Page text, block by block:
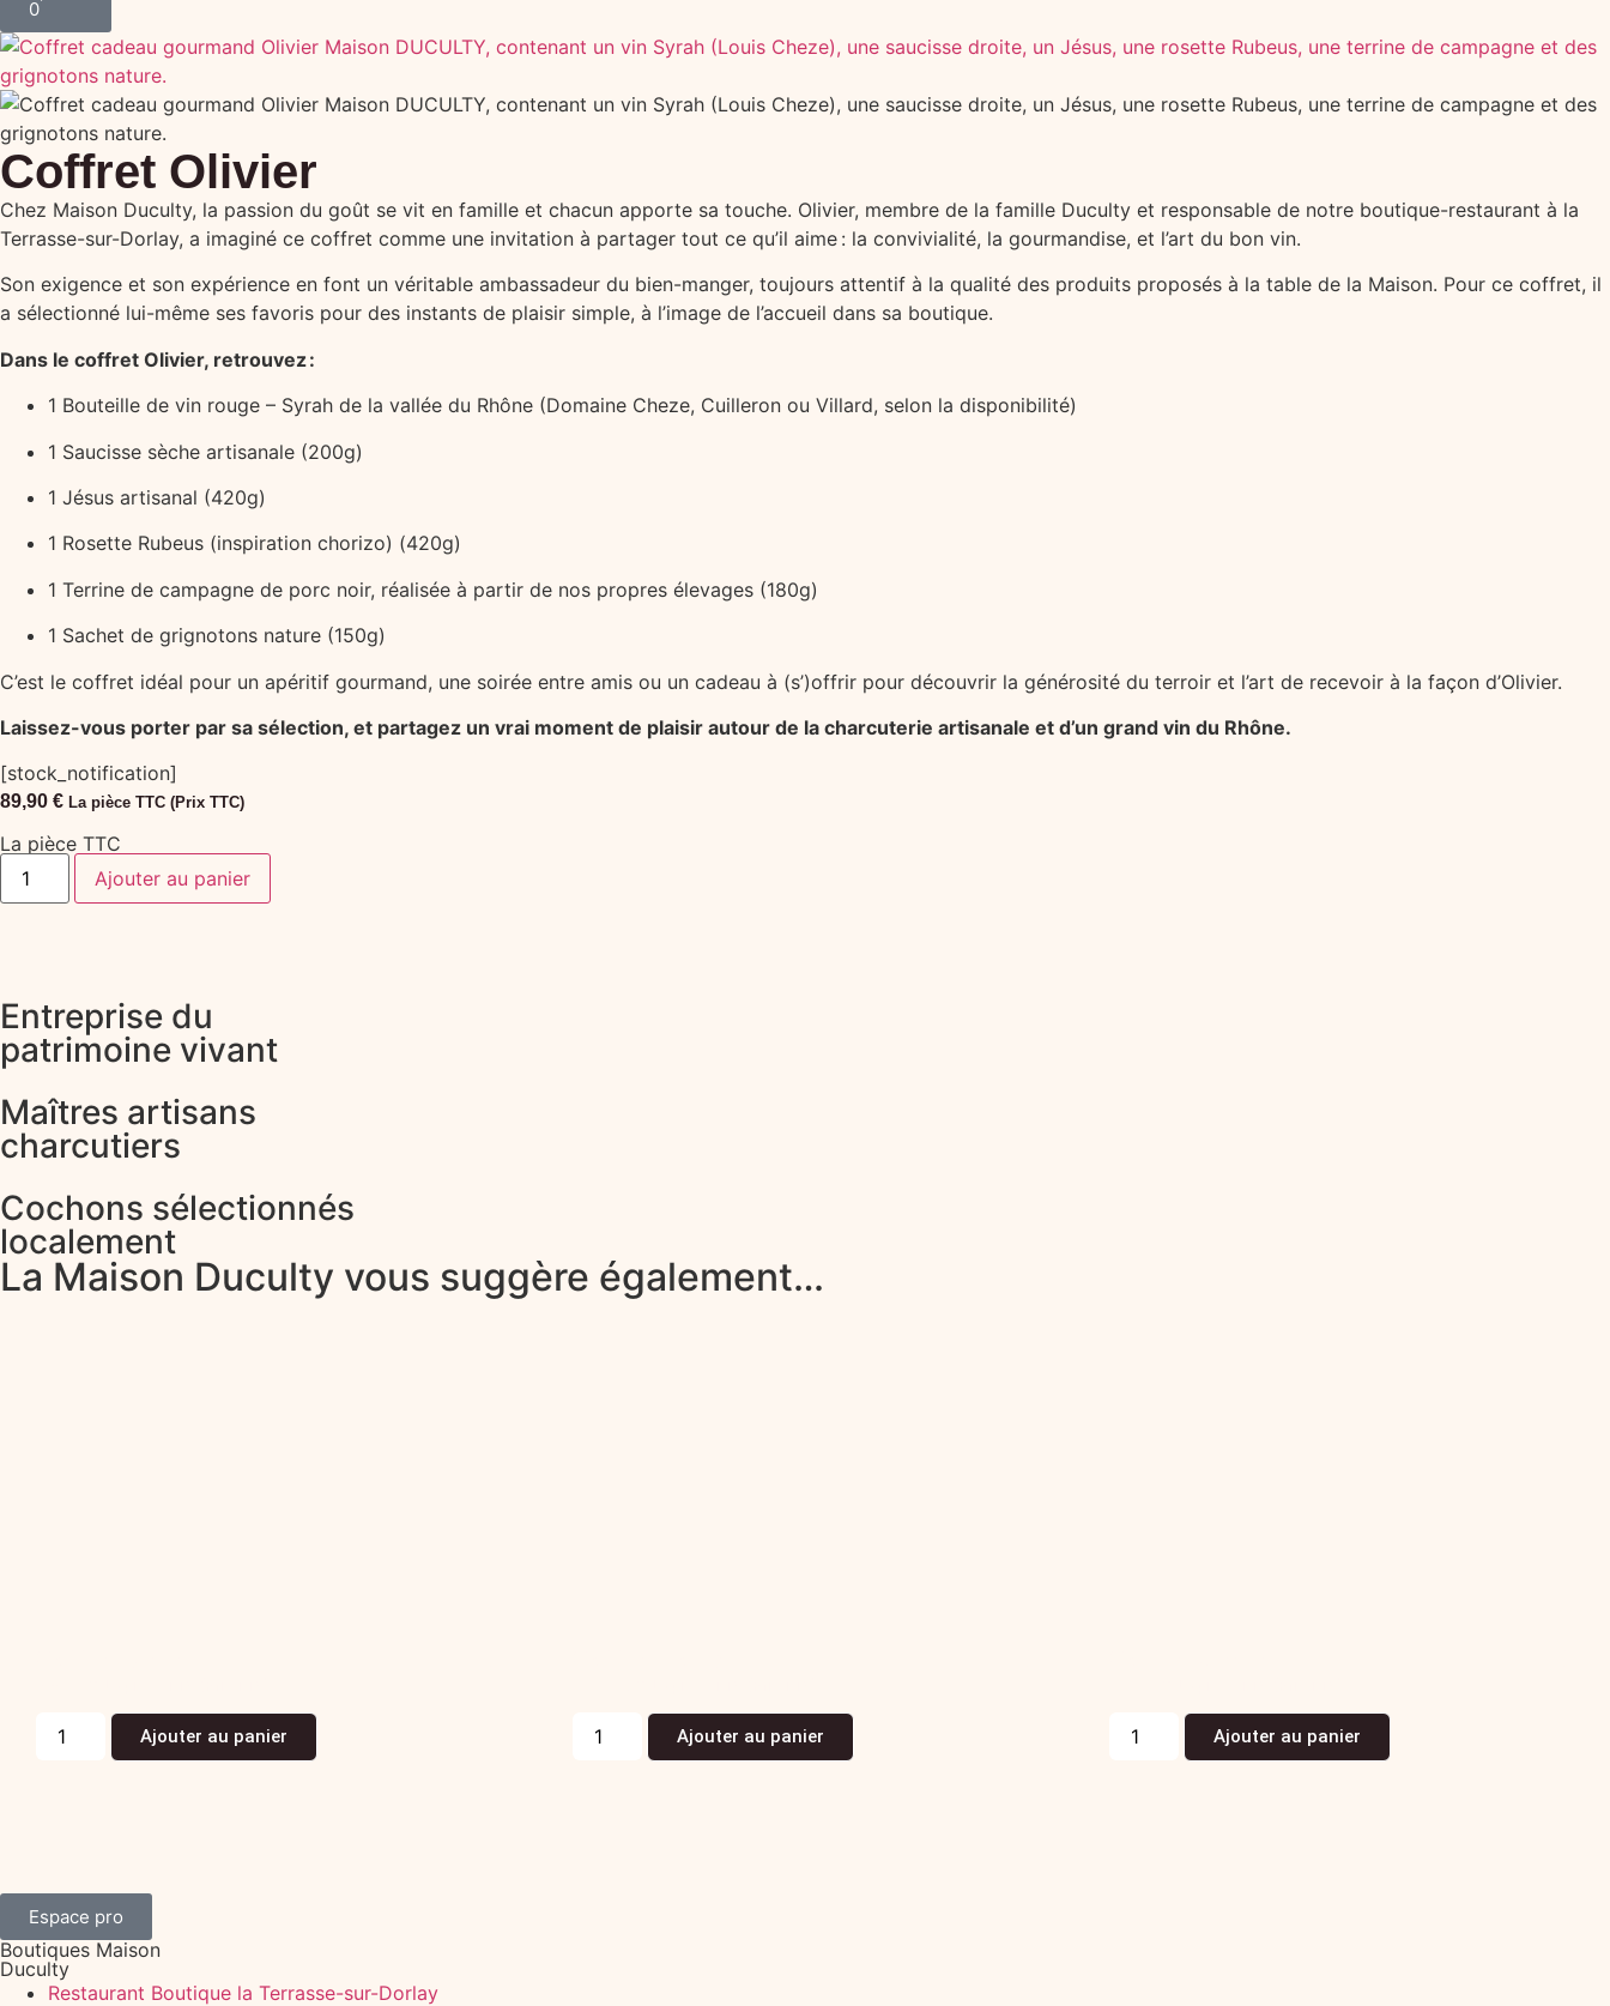
0
Coffret Olivier
Chez Maison Duculty, la passion du goût se vit en famille et chacun apporte sa touche. Olivier, membre de la famille Duculty et responsable de notre boutique-restaurant à la
Terrasse-sur-Dorlay, a imaginé ce coffret comme une invitation à partager tout ce qu’il aime : la convivialité, la gourmandise, et l’art du bon vin.
Son exigence et son expérience en font un véritable ambassadeur du bien-manger, toujours attentif à la qualité des produits proposés à la table de la Maison. Pour ce coffret, il
a sélectionné lui-même ses favoris pour des instants de plaisir simple, à l’image de l’accueil dans sa boutique.
Dans le coffret Olivier, retrouvez :
1 Bouteille de vin rouge – Syrah de la vallée du Rhône (Domaine Cheze, Cuilleron ou Villard, selon la disponibilité)
1 Saucisse sèche artisanale (200g)
1 Jésus artisanal (420g)
1 Rosette Rubeus (inspiration chorizo) (420g)
1 Terrine de campagne de porc noir, réalisée à partir de nos propres élevages (180g)
1 Sachet de grignotons nature (150g)
C’est le coffret idéal pour un apéritif gourmand, une soirée entre amis ou un cadeau à (s’)offrir pour découvrir la générosité du terroir et l’art de recevoir à la façon d’Olivier.
Laissez-vous porter par sa sélection, et partagez un vrai moment de plaisir autour de la charcuterie artisanale et d’un grand vin du Rhône.
[stock_notification]
89,90 € La pièce TTC (Prix TTC)
La pièce TTC
Ajouter au panier
Entreprise du
patrimoine vivant
Maîtres artisans
charcutiers
Cochons sélectionnés
localement
La Maison Duculty vous suggère également…
Ajouter au panier Ajouter au panier Ajouter au panier
Espace pro
Boutiques Maison
Duculty
Restaurant Boutique la Terrasse-sur-Dorlay